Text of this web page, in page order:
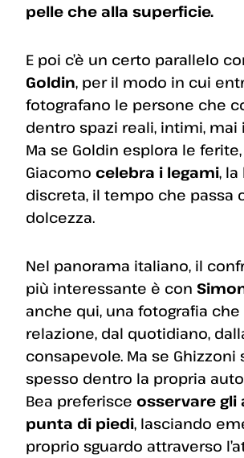
pelle che alla superficie.
E poi c’è un certo parallelo
Goldin, per il modo in cui
fotografano le persone che
dentro spazi reali, intimi, mai
Ma se Goldin esplora le ferite,
Giacomo celebra i legami, la
discreta, il tempo che passa
dolcezza.
Nel panorama italiano, il
più interessante è con
anche qui, una fotografia
relazione, dal quotidiano,
consapevole. Ma se Ghizzoni
spesso dentro la propria
Bea preferisce osservare gli
punta di piedi, lasciando
proprio sguardo attraverso